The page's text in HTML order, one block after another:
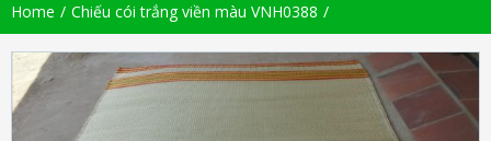
Home Chiếu cói trắng viền màu VNH0388